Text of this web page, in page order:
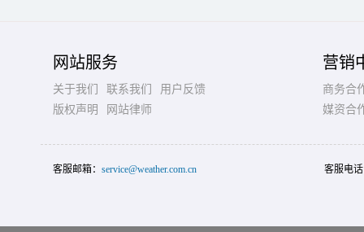
网站服务
关于我们 联系我们
用户反馈
版权声明
网站律师
营销
商务合
媒资合
客服邮箱： service@weather.com.cn 客服电